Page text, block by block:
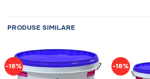
PRODUSE SIMILARE
-18% -18%